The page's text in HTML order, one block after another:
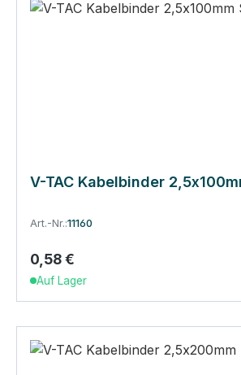
V-TAC Kabelbinder
Art.-Nr.:11160
Regulärer Preis:
0,58 €
Auf Lager